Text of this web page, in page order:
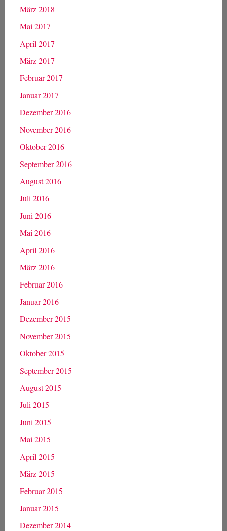
März 2018
Mai 2017
April 2017
März 2017
Februar 2017
Januar 2017
Dezember 2016
November 2016
Oktober 2016
September 2016
August 2016
Juli 2016
Juni 2016
Mai 2016
April 2016
März 2016
Februar 2016
Januar 2016
Dezember 2015
November 2015
Oktober 2015
September 2015
August 2015
Juli 2015
Juni 2015
Mai 2015
April 2015
März 2015
Februar 2015
Januar 2015
Dezember 2014